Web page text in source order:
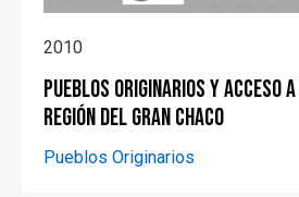
2010
Pueblos Originarios y acceso
región del Gran Chaco
Pueblos Originarios